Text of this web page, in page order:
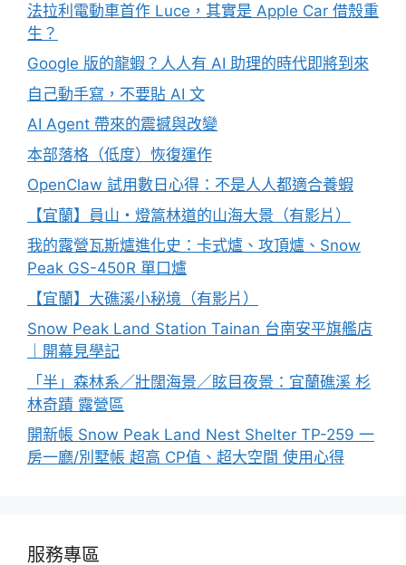
法拉利電動車首作 Luce，其實是 Apple Car 借殼重
生？
Google 版的龍蝦？人人有 AI 助理的時代即將到來
自己動手寫，不要貼 AI 文
AI Agent 帶來的震撼與改變
本部落格（低度）恢復運作
OpenClaw 試用數日心得：不是人人都適合養蝦
【宜蘭】員山・燈篙林道的山海大景（有影片）
我的露營瓦斯爐進化史：卡式爐、攻頂爐、Snow
Peak GS-450R 單口爐
【宜蘭】大礁溪小秘境（有影片）
Snow Peak Land Station Tainan 台南安平旗艦店
｜開幕見學記
「半」森林系／壯闊海景／眩目夜景：宜蘭礁溪 杉
林奇蹟 露營區
開新帳 Snow Peak Land Nest Shelter TP-259 一
房一廳/別墅帳 超高 CP值、超大空間 使用心得
服務專區